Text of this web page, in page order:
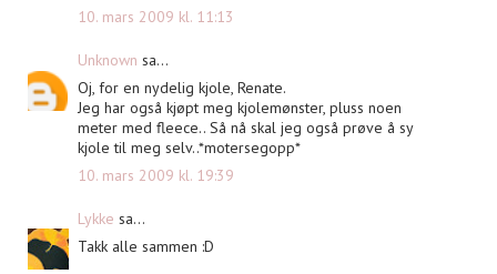
10. mars 2009 kl. 11:13
Unknown sa...
Oj, for en nydelig kjole, Renate.
Jeg har også kjøpt meg kjolemønster, pluss noen
meter med fleece.. Så nå skal jeg også prøve å sy
kjole til meg selv..*motersegopp*
10. mars 2009 kl. 19:39
Lykke sa...
Takk alle sammen :D